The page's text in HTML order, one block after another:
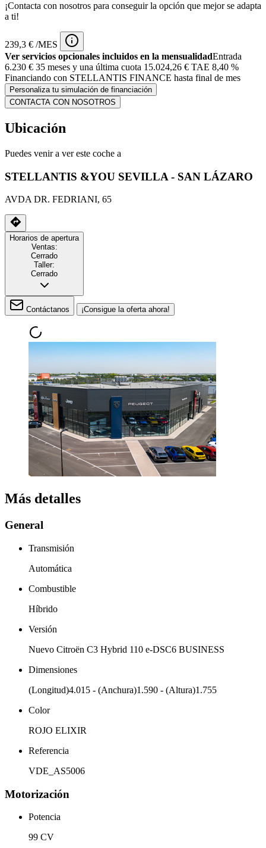
¡Contacta con nosotros para conseguir la opción que mejor se adapta
a ti!
239,3 € /MES
Ver servicios opcionales incluidos en la mensualidadEntrada
6.230 € 35 meses y una última cuota 15.024,26 € TAE 8,40 %
Financiando con STELLANTIS FINANCE hasta final de mes
Personaliza tu simulación de financiación
CONTACTA CON NOSOTROS
Ubicación
Puedes venir a ver este coche a
STELLANTIS &YOU SEVILLA - SAN LÁZARO
AVDA DR. FEDRIANI, 65
Horarios de apertura
Ventas:
Cerrado
Taller:
Cerrado
Contáctanos ¡Consigue la oferta ahora!
Más detalles
General
Transmisión
Automática
Combustible
Híbrido
Versión
Nuevo Citroën C3 Hybrid 110 e-DSC6 BUSINESS
Dimensiones
(Longitud)4.015 - (Anchura)1.590 - (Altura)1.755
Color
ROJO ELIXIR
Referencia
VDE_AS5006
Motorización
Potencia
99 CV